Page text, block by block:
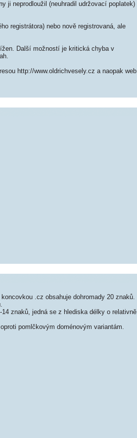
ji neprodloužil (neuhradil udržovací poplatek)
registrátora) nebo nově registrovaná, ale
Další možností je kritická chyba v
http://www.oldrichvesely.cz a naopak web
.cz obsahuje dohromady 20 znaků.
znaků, jedná se z hlediska délky o relativně
pomlčkovým doménovým variantám.